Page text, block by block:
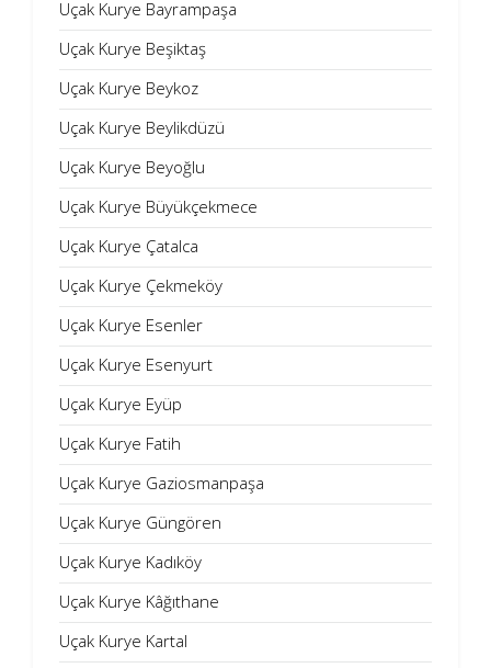
Uçak Kurye Bayrampaşa
Uçak Kurye Beşiktaş
Uçak Kurye Beykoz
Uçak Kurye Beylikdüzü
Uçak Kurye Beyoğlu
Uçak Kurye Büyükçekmece
Uçak Kurye Çatalca
Uçak Kurye Çekmeköy
Uçak Kurye Esenler
Uçak Kurye Esenyurt
Uçak Kurye Eyüp
Uçak Kurye Fatih
Uçak Kurye Gaziosmanpaşa
Uçak Kurye Güngören
Uçak Kurye Kadıköy
Uçak Kurye Kâğıthane
Uçak Kurye Kartal